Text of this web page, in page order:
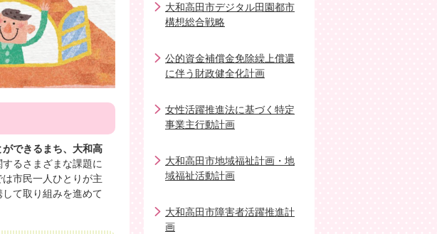
ができるまち、大和高
るさまざまな課題に
市民一人ひとりが主
て取り組みを進めて
大和高田市デジタル田園都市
構想総合戦略
公的資金補償金免除繰上償還
に伴う財政健全化計画
女性活躍推進法に基づく特定
事業主行動計画
大和高田市地域福祉計画・地
域福祉活動計画
大和高田市障害者活躍推進計
画